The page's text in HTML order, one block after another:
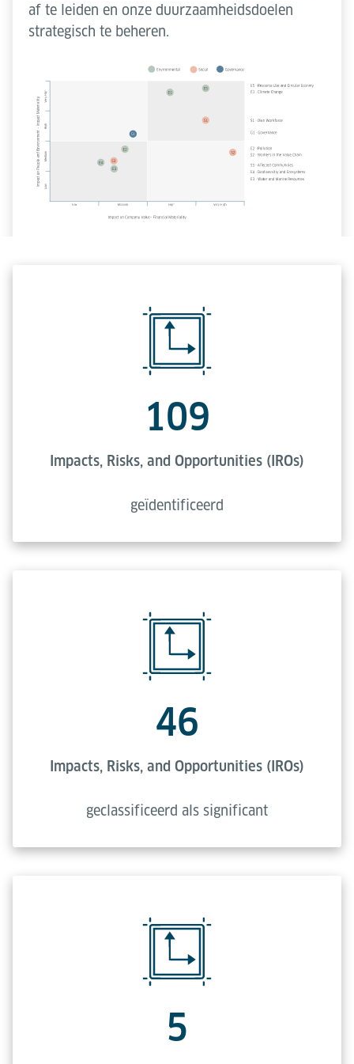
af te leiden en onze duurzaamheidsdoelen
strategisch te beheren.
109
Impacts, Risks, and Opportunities (IROs)
geïdentificeerd
46
Impacts, Risks, and Opportunities (IROs)
geclassificeerd als significant
5